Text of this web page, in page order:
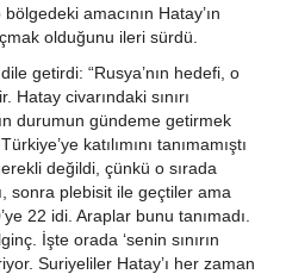
amacının Hatay’ın
olduğunu ileri sürdü.
getirdi: “Rusya’nın hedefi, o
Hatay civarındaki sınırı
durumun gündeme getirmek
katılımını tanımamıştı
değildi, çünkü o sırada
sonra plebisit ile geçtiler ama
22 idi. Araplar bunu tanımadı.
İşte orada ‘senin sınırın
Suriyeliler Hatay’ı her zaman